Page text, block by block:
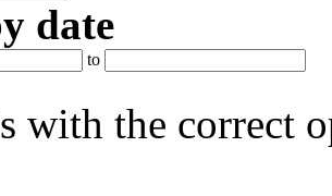
date
to
with the correct